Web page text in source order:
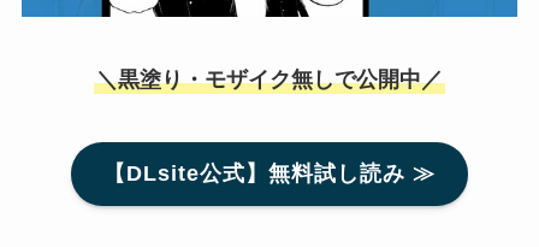
＼黒塗り・モザイク無しで公開中／
【DLsite公式】無料試し読み ≫